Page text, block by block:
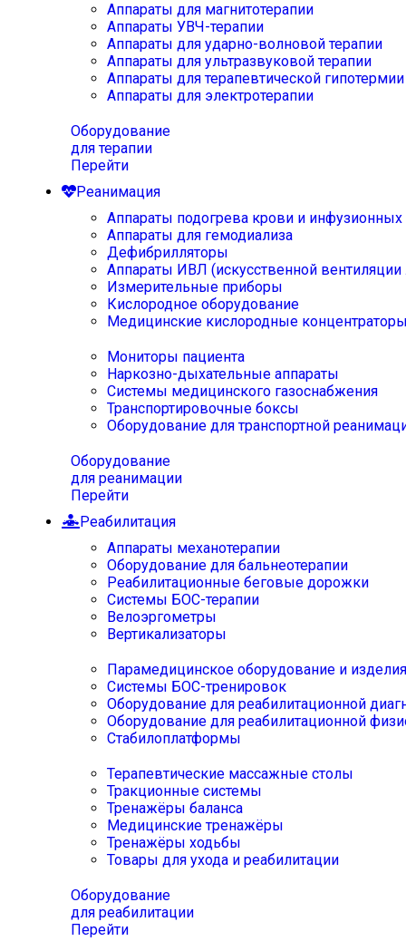
Аппараты для магнитотерапии
Аппараты УВЧ-терапии
Аппараты для ударно-волновой терапии
Аппараты для ультразвуковой терапии
Аппараты для терапевтической
Аппараты для электротерапии
Оборудование
для терапии
Перейти
Реанимация
Аппараты подогрева крови и инфузионных
Аппараты для гемодиализа
Дефибрилляторы
Аппараты ИВЛ (искусственной вентиляции
Измерительные приборы
Кислородное оборудование
Медицинские кислородные
Мониторы пациента
Наркозно-дыхательные аппараты
Системы медицинского газоснабжения
Транспортировочные боксы
Оборудование для транспортной
Оборудование
для реанимации
Перейти
Реабилитация
Аппараты механотерапии
Оборудование для бальнеотерапии
Реабилитационные беговые дорожки
Системы БОС-терапии
Велоэргометры
Вертикализаторы
Парамедицинское оборудование и изделия
Системы БОС-тренировок
Оборудование для реабилитационной
Оборудование для реабилитационной
Стабилоплатформы
Терапевтические массажные столы
Тракционные системы
Тренажёры баланса
Медицинские тренажёры
Тренажёры ходьбы
Товары для ухода и реабилитации
Оборудование
для реабилитации
Перейти